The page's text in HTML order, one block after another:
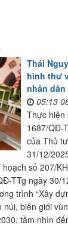
Thái
hình thư
nhân dân
05:13
Thực hiện
1687/QĐ-
của Thủ
31/12/
số 207/
TTg ngày 30/
trình “Xây
biên giới
tầm nhìn